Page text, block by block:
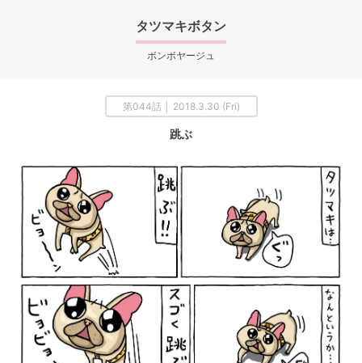
タツマキボタン
ボンボヤージュ
第044話 │ 2018.3.30 (Fri)
跳ぶ